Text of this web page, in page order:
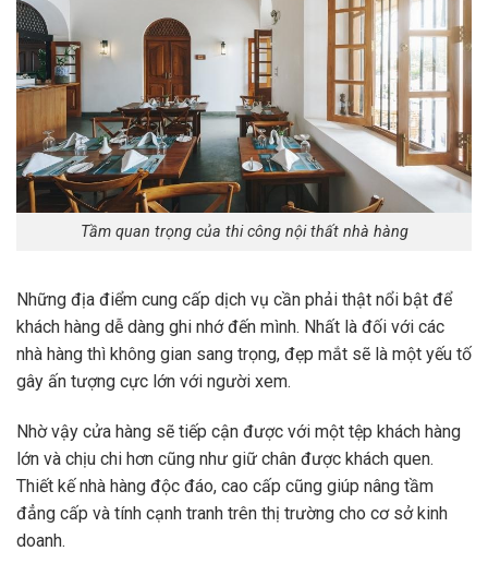
Tầm quan trọng của thi công nội thất nhà hàng
Những địa điểm cung cấp dịch vụ cần phải thật nổi bật để
khách hàng dễ dàng ghi nhớ đến mình. Nhất là đối với các
nhà hàng thì không gian sang trọng, đẹp mắt sẽ là một yếu tố
gây ấn tượng cực lớn với người xem.
Nhờ vậy cửa hàng sẽ tiếp cận được với một tệp khách hàng
lớn và chịu chi hơn cũng như giữ chân được khách quen.
Thiết kế nhà hàng độc đáo, cao cấp cũng giúp nâng tầm
đẳng cấp và tính cạnh tranh trên thị trường cho cơ sở kinh
doanh.